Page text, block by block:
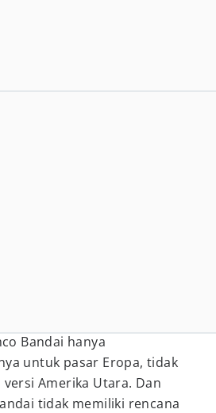
Bandai hanya
untuk pasar Eropa, tidak
Amerika Utara. Dan
tidak memiliki rencana